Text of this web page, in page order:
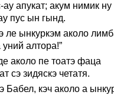
апукат; акум нимик ну
пус ын гынд.
ынкуркэм аколо
алтора!”
аколо пе тоатэ фаца
сэ зидяскэ четатя.
Бабел, кэч аколо а